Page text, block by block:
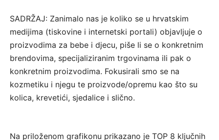
SADRŽAJ: Zanimalo nas je koliko se u hrvatskim
medijima (tiskovine i internetski portali) objavljuje o
proizvodima za bebe i djecu, piše li se o konkretnim
brendovima, specijaliziranim trgovinama ili pak o
konkretnim proizvodima. Fokusirali smo se na
kozmetiku i njegu te proizvode/opremu kao što su
kolica, krevetići, sjedalice i slično.
Na priloženom grafikonu prikazano je TOP 8 ključnih